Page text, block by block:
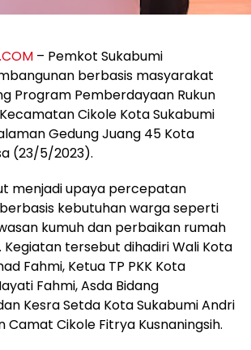
– Pemkot Sukabumi
berbasis masyarakat
Program Pemberdayaan Rukun
Cikole Kota Sukabumi
Gedung Juang 45 Kota
(23/5/2023).
menjadi upaya percepatan
kebutuhan warga seperti
kumuh dan perbaikan rumah
Kegiatan tersebut dihadiri Wali Kota
Fahmi, Ketua TP PKK Kota
Fahmi, Asda Bidang
Kesra Setda Kota Sukabumi Andri
Camat Cikole Fitrya Kusnaningsih.